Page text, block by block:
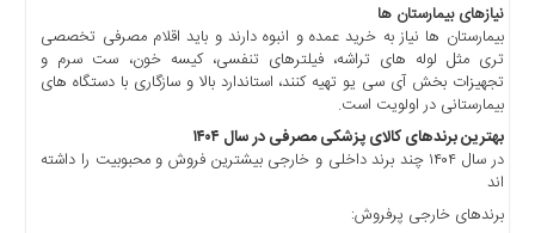
نیازهای بیمارستان ها
بیمارستان ها نیاز به خرید عمده و انبوه دارند و باید اقلام مصرفی تخصصی
تری مثل لوله های تراشه، فیلترهای تنفسی، کیسه خون، ست سرم و
تجهیزات بخش آی سی یو تهیه کنند، استاندارد بالا و سازگاری با دستگاه های
بیمارستانی در اولویت است.
بهترین برندهای کالای پزشکی مصرفی در سال۱۴۰۴
در سال ۱۴۰۴ چند برند داخلی و خارجی بیشترین فروش و محبوبیت را داشته
اند
برندهای خارجی پرفروش: